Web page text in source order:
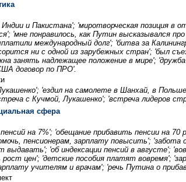
Индии и Пакистана'; 'миротворческая позиция в
'мне понравилось, как Путин высказывался
международный долг'; 'битва за
ни с одной из зарубежных стран'; 'был
занять надлежащее положение в мире';
договор по ПРО'.
'ездил на самолете в Шанхай, в
с Кучмой, Лукашенко'; 'встреча лидеров
сфера
на 7%'; 'обещание прибавить пенсии на
пенсионерам, зарплату повысить';
выдавать'; 'об индексации пенсий в августе';
цен'; 'детские пособия платят вовремя';
учителям и врачам'; 'речь Путина о